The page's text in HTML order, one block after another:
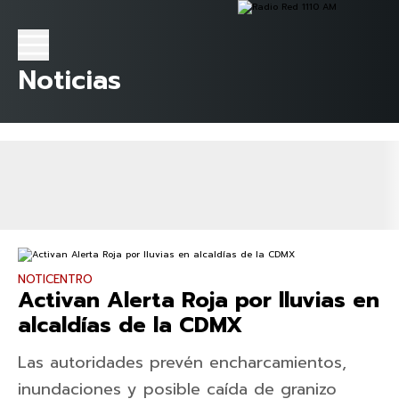
Noticias
NOTICENTRO
Activan Alerta Roja por lluvias en
alcaldías de la CDMX
Las autoridades prevén encharcamientos,
inundaciones y posible caída de granizo